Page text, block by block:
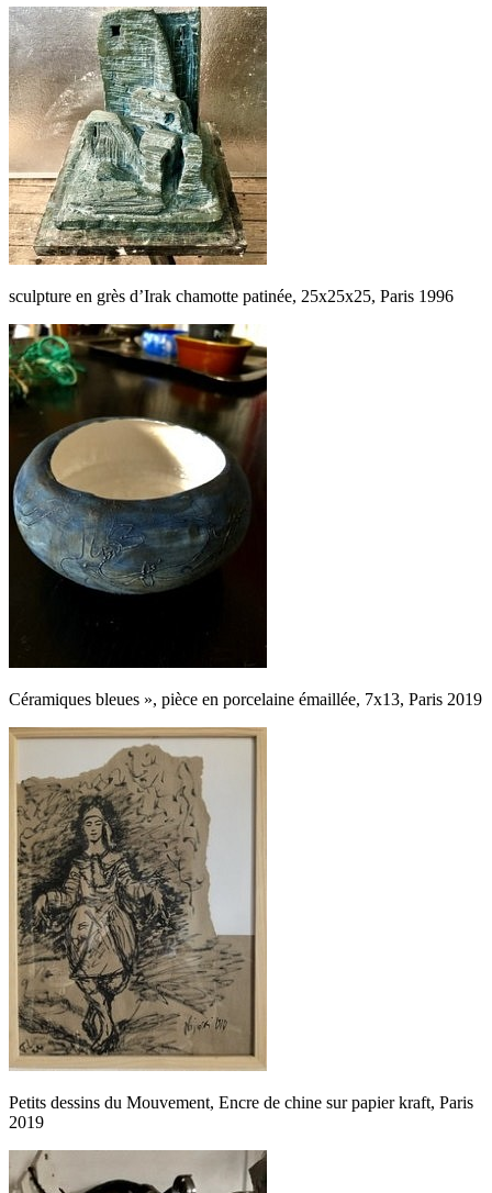
sculpture en grès d’Irak chamotte patinée, 25x25x25, Paris 1996
Céramiques bleues », pièce en porcelaine émaillée, 7x13, Paris 2019
Petits dessins du Mouvement, Encre de chine sur papier kraft, Paris
2019